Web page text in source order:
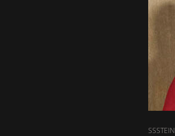
SSSTEIN